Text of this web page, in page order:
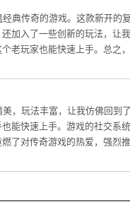
典传奇的游戏。这款新开的
加入了一些创新的玩法，让
老玩家也能快速上手。总之
，玩法丰富，让我仿佛回到
能快速上手。游戏的社交系
了对传奇游戏的热爱，强烈